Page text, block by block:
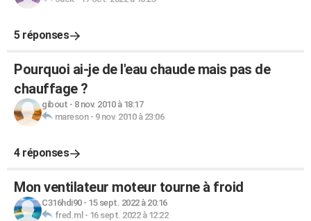
5 réponses
Pourquoi ai-je de l'eau chaude mais pas de
chauffage ?
gibout - 8 nov. 2010 à 18:17
mareson- 9 nov. 2010 à 23:06
4 réponses
Mon ventilateur moteur tourne à froid
C316hdi90- 15 sept. 2022 à 20:16
fred.ml - 16 sept. 2022 à 12:22